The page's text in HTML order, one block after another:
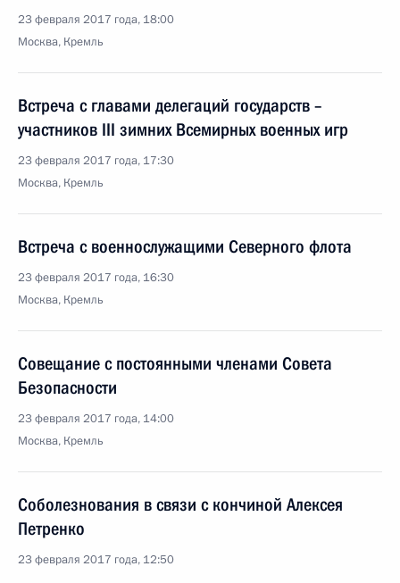
23 февраля 2017 года, 18:00
Москва, Кремль
Встреча с главами делегаций государств –
участников III зимних Всемирных военных игр
23 февраля 2017 года, 17:30
Москва, Кремль
Встреча с военнослужащими Северного флота
23 февраля 2017 года, 16:30
Москва, Кремль
Совещание с постоянными членами Совета
Безопасности
23 февраля 2017 года, 14:00
Москва, Кремль
Соболезнования в связи с кончиной Алексея
Петренко
23 февраля 2017 года, 12:50